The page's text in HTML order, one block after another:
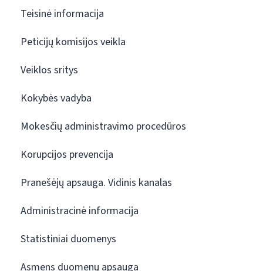
Teisinė informacija
Peticijų komisijos veikla
Veiklos sritys
Kokybės vadyba
Mokesčių administravimo procedūros
Korupcijos prevencija
Pranešėjų apsauga. Vidinis kanalas
Administracinė informacija
Statistiniai duomenys
Asmens duomenų apsauga